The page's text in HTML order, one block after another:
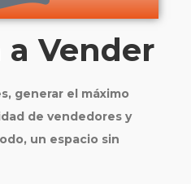
a Vender
generar el máximo
de vendedores y
un espacio sin